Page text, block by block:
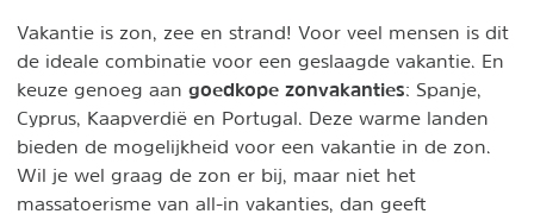
Vakantie is zon, zee en strand! Voor veel mensen is dit
de ideale combinatie voor een geslaagde vakantie. En
keuze genoeg aan goedkope zonvakanties: Spanje,
Cyprus, Kaapverdië en Portugal. Deze warme landen
bieden de mogelijkheid voor een vakantie in de zon.
Wil je wel graag de zon er bij, maar niet het
massatoerisme van all-in vakanties, dan geeft